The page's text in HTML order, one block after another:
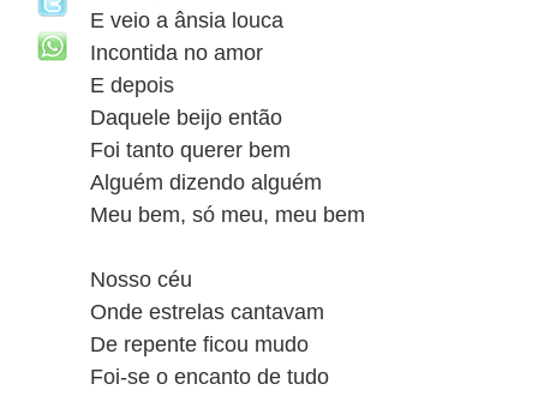
E veio a ânsia louca
Incontida no amor
E depois
Daquele beijo então
Foi tanto querer bem
Alguém dizendo alguém
Meu bem, só meu, meu bem
Nosso céu
Onde estrelas cantavam
De repente ficou mudo
Foi-se o encanto de tudo